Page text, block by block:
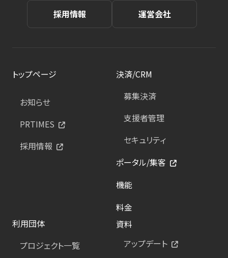
採用情報 運営会社
トップページ
お知らせ
PRTIMES
採用情報
決済/CRM
募集決済
支援者管理
セキュリティ
ポータル/集客
機能
料金
利用団体
プロジェクト一覧
資料
アップデート